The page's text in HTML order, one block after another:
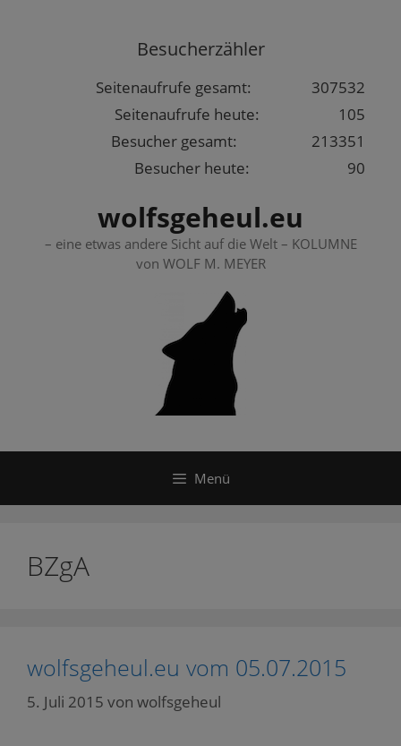
Besucherzähler
307532
Seitenaufrufe gesamt:
105
Seitenaufrufe heute:
213351
Besucher gesamt:
90
Besucher heute:
wolfsgeheul.eu
– eine etwas andere Sicht auf die Welt – KOLUMNE
von WOLF M. MEYER
Menü
BZgA
wolfsgeheul.eu vom 05.07.2015
5. Juli 2015 von wolfsgeheul